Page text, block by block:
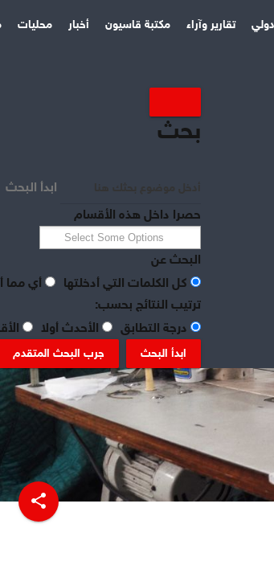
تقارير وآراء مكتبة قاسيون أخبار محليات
بحث
ابدأ البحث
حصرا داخل هذه الأقسام
البحث عن
كل الكلمات التي أدخلتها
أي مما
ترتيب النتائج بحسب:
درجة التطابق
الأحدث أولا
ابدأ البحث جرب البحث المتقدم
share